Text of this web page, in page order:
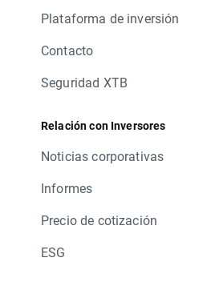
Plataforma de inversión
Contacto
Seguridad XTB
Relación con Inversores
Noticias corporativas
Informes
Precio de cotización
ESG